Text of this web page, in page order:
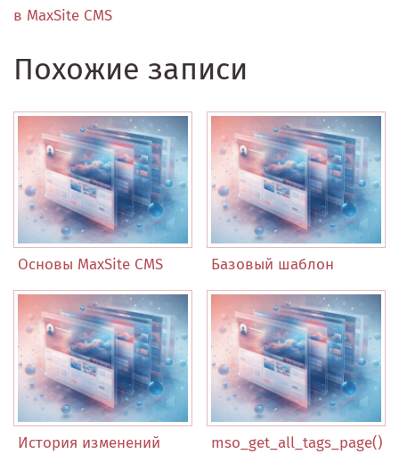
в MaxSite CMS
Похожие записи
Основы MaxSite CMS Базовый шаблон
История изменений
mso_get_all_tags_page()